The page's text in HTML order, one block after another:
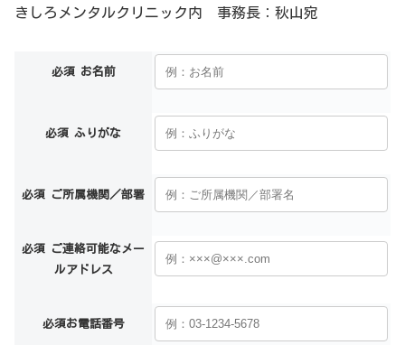
きしろメンタルクリニック内 事務長：秋山宛
必須 お名前
必須 ふりがな
必須 ご所属機関／部署
必須 ご連絡可能なメー
ルアドレス
必須お電話番号